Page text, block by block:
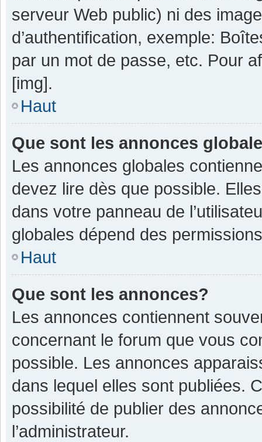
serveur Web public) ni des
d’authentification, exemple:
par un mot de passe, etc. Pour
[img].
Haut
Que sont les annonces
Les annonces globales
devez lire dès que possible.
dans votre panneau de
globales dépend des
Haut
Que sont les annonces?
Les annonces contiennent
concernant le forum que vous
possible. Les annonces
dans lequel elles sont publiées.
possibilité de publier des
l’administrateur.